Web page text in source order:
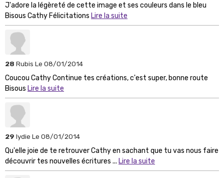
J'adore la légèreté de cette image et ses couleurs dans le bleu
Bisous Cathy Félicitations Lire la suite
28 Rubis Le 08/01/2014
Coucou Cathy Continue tes créations, c'est super, bonne route
Bisous Lire la suite
29 lydie Le 08/01/2014
Qu'elle joie de te retrouver Cathy en sachant que tu vas nous faire
découvrir tes nouvelles écritures ... Lire la suite